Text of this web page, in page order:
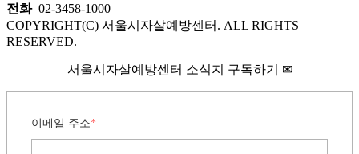
전화 02-3458-1000
COPYRIGHT(C) 서울시자살예방센터. ALL RIGHTS
RESERVED.
서울시자살예방센터 소식지 구독하기 ✉
이메일 주소*